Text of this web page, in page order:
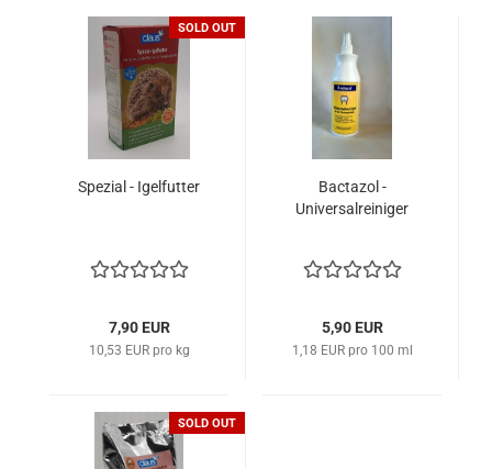
SOLD OUT
Spezial - Igelfutter
7,90 EUR
10,53 EUR pro kg
Bactazol -
Universalreiniger
5,90 EUR
1,18 EUR pro 100 ml
SOLD OUT